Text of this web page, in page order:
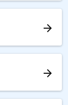
arrow_forward
arrow_forward